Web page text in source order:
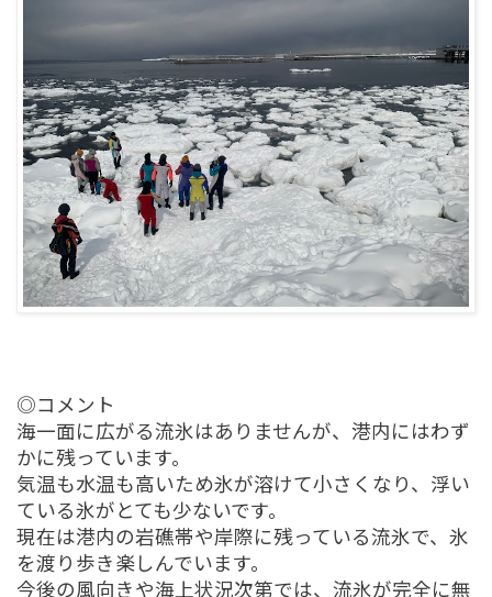
◎コメント
海一面に広がる流氷はありませんが、港内にはわず
かに残っています。
気温も水温も高いため氷が溶けて小さくなり、浮い
ている氷がとても少ないです。
現在は港内の岩礁帯や岸際に残っている流氷で、氷
を渡り歩き楽しんでいます。
今後の風向きや海上状況次第では、流氷が完全に無